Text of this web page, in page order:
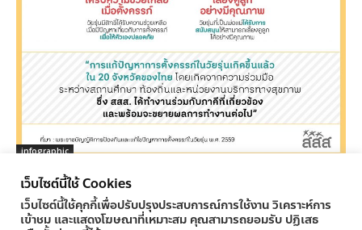
infographic
เยาวชนได้อะไรจาก พ.ร.บ.การตั้งครรภ์ในวัยรุ่น
ครูทูเดย์ ข่าวการศึกษา - 04/11/2016
เว็บไซต์นี้ใช้ Cookies
เว็บไซต์นี้ใช้คุกกี้เพื่อปรับปรุงประสบการณ์การใช้งาน วิเคราะห์การ
เข้าชม และแสดงโฆษณาที่เหมาะสม คุณสามารถยอมรับ ปฏิเสธ